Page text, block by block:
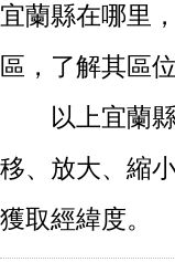
宜蘭縣在哪里
區，了解其區
以上宜蘭
移、放大、縮
獲取經緯度。